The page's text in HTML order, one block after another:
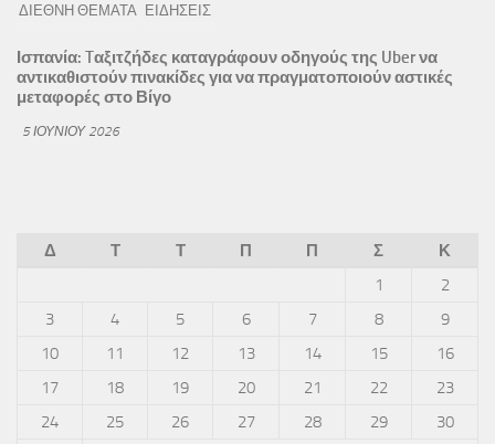
ΔΙΕΘΝΗ ΘΕΜΑΤΑ ΕΙΔΗΣΕΙΣ
Ισπανία: Tαξιτζήδες καταγράφουν οδηγούς της Uber να
αντικαθιστούν πινακίδες για να πραγματοποιούν αστικές
μεταφορές στο Βίγο
5 ΙΟΥΝΊΟΥ 2026
Δ Τ Τ Π Π Σ
Κ
1
2
3
4 5 6 7 8
9
10
11 12 13 14 15
16
17
18 19 20 21 22
23
24
25 26 27 28 29
30